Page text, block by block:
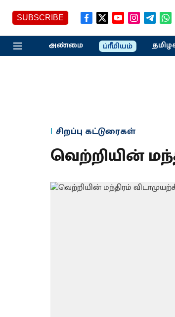
SUBSCRIBE
அண்மை ப்ரீமியம்
சிறப்பு கட்டுரைகள்
வெற்றியின்